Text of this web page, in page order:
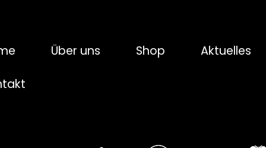
Über uns Shop Aktuelles